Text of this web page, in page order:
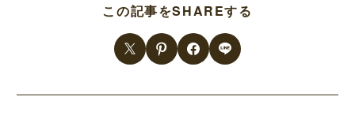
この記事をSHAREする